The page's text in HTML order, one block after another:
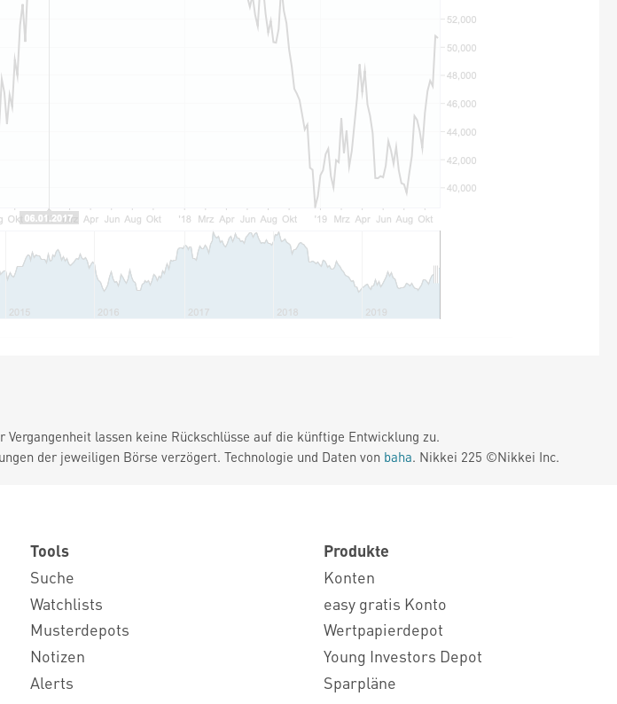
Vergangenheit lassen keine Rückschlüsse auf die künftige Entwicklung zu.
der jeweiligen Börse verzögert. Technologie und Daten von baha. Nikkei 225 ©Nikkei Inc.
Tools
Suche
Watchlists
Musterdepots
Notizen
Alerts
Produkte
Konten
easy gratis Konto
Wertpapierdepot
Young Investors Depot
Sparpläne